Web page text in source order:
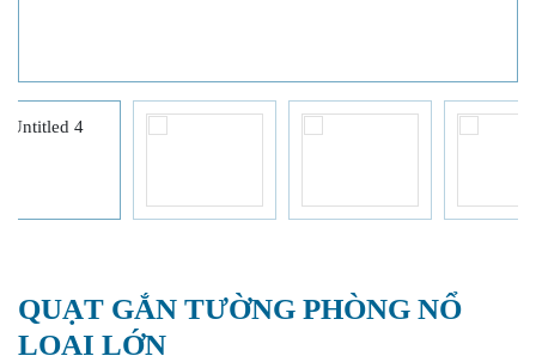
QUẠT GẮN TƯỜNG PHÒNG NỔ
LOẠI LỚN